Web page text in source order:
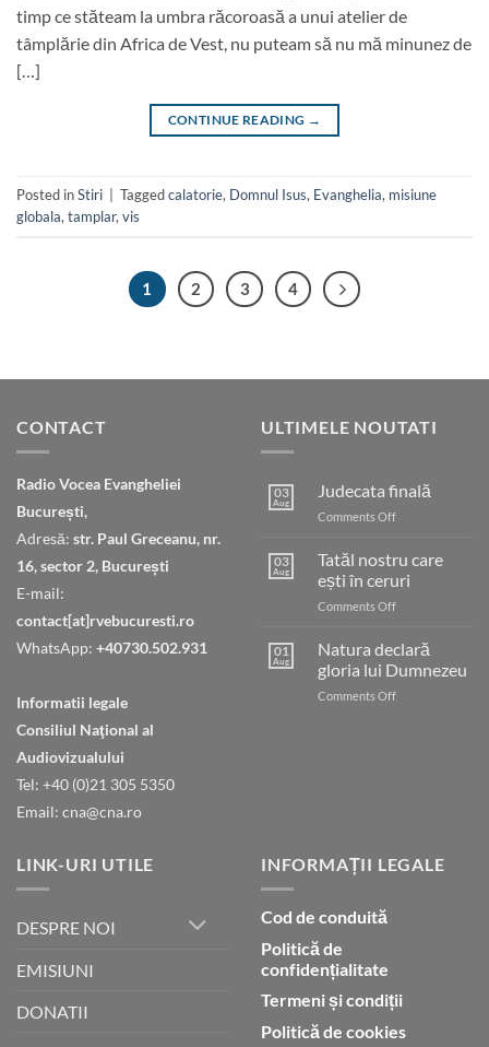
timp ce stăteam la umbra răcoroasă a unui atelier de
tâmplărie din Africa de Vest, nu puteam să nu mă minunez de
[…]
CONTINUE READING →
Posted inStiri Taggedcalatorie, Domnul Isus, Evanghelia, misiune
globala, tamplar, vis
1 2 3 4
CONTACT
Radio Vocea Evangheliei
București,
Adresă: str. Paul Greceanu, nr.
16, sector 2, București
E-mail:
contact[at]rvebucuresti.ro
WhatsApp: +40730.502.931
Informatii legale
Consiliul Naţional al
Audiovizualului
Tel: +40 (0)21 305 5350
Email: cna@cna.ro
ULTIMELE NOUTATI
03
Aug
Judecata finală
Comments Offon
03
Aug
Tatăl nostru care
ești în ceruri
Comments Offon
nostru
care
ești
în
01
Aug
Natura declară
gloria lui Dumnezeu
Comments Offon
LINK-URI UTILE
DESPRE NOI
EMISIUNI
DONATII
INFORMAȚII LEGALE
Cod de conduită
Politică de
confidențialitate
Termeni și condiții
Politică de cookies